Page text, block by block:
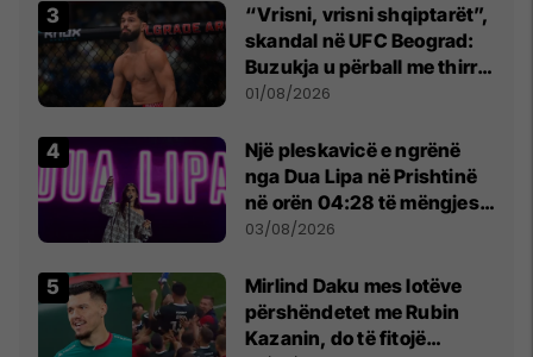
“Vrisni, vrisni shqiptarët”,
skandal në UFC Beograd:
Buzukja u përball me thirrje
anti-shqiptare nga
01/08/2026
Një pleskavicë e ngrënë
nga Dua Lipa në Prishtinë
në orën 04:28 të mëngjesit
- dhe bota digjitale serbe
03/08/2026
Mirlind Daku mes lotëve
përshëndetet me Rubin
Kazanin, do të fitojë